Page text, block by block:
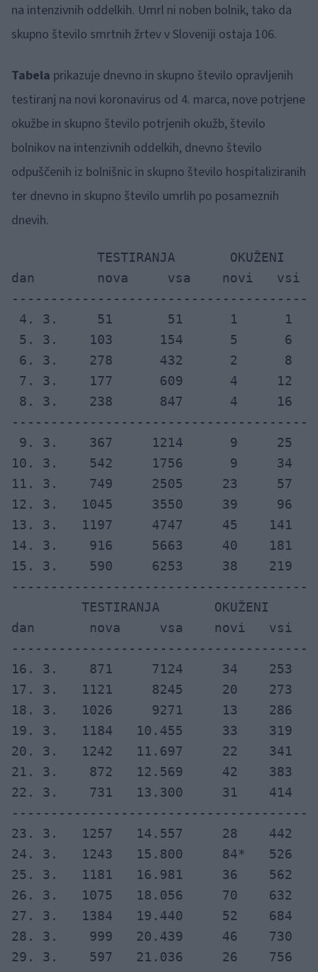
na intenzivnih oddelkih. Umrl ni noben bolnik, tako da
skupno število smrtnih žrtev v Sloveniji ostaja 106.
Tabela prikazuje dnevno in skupno število opravljenih
testiranj na novi koronavirus od 4. marca, nove potrjene
okužbe in skupno število potrjenih okužb, število
bolnikov na intenzivnih oddelkih, dnevno število
odpuščenih iz bolnišnic in skupno število hospitaliziranih
ter dnevno in skupno število umrlih po posameznih
dnevih.
TESTIRANJA       OKUŽENI
dan        nova     vsa    novi   vsi
4. 3.     51       51      1      1
5. 3.    103      154      5      6
6. 3.    278      432      2      8
7. 3.    177      609      4     12
8. 3.    238      847      4     16
9. 3.    367     1214      9     25
10. 3.    542     1756      9     34
11. 3.    749     2505     23     57
12. 3.   1045     3550     39     96
13. 3.   1197     4747     45    141
14. 3.    916     5663     40
15. 3.    590     6253     38    219
TESTIRANJA       OKUŽENI
dan       nova     vsa    novi   vsi
16. 3.    871     7124     34    253
17. 3.   1121     8245     20
18. 3.   1026     9271     13
19. 3.   1184   10.455     33    319
20. 3.   1242   11.697     22
21. 3.    872   12.569     42
22. 3.    731   13.300     31
23. 3.   1257   14.557     28
24. 3.   1243   15.800     84*
25. 3.   1181   16.981     36
26. 3.   1075   18.056     70
27. 3.   1384   19.440     52
28. 3.    999   20.439     46    730
29. 3.    597   21.036     26    756